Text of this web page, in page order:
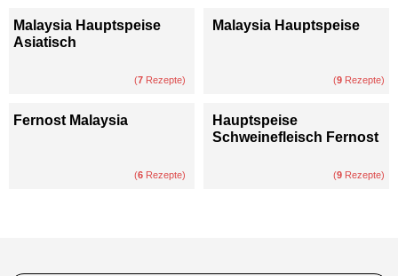
Malaysia Hauptspeise
Asiatisch
(7 Rezepte)
Malaysia Hauptspeise
(9 Rezepte)
Fernost Malaysia
(6 Rezepte)
Hauptspeise
Schweinefleisch Fernost
(9 Rezepte)